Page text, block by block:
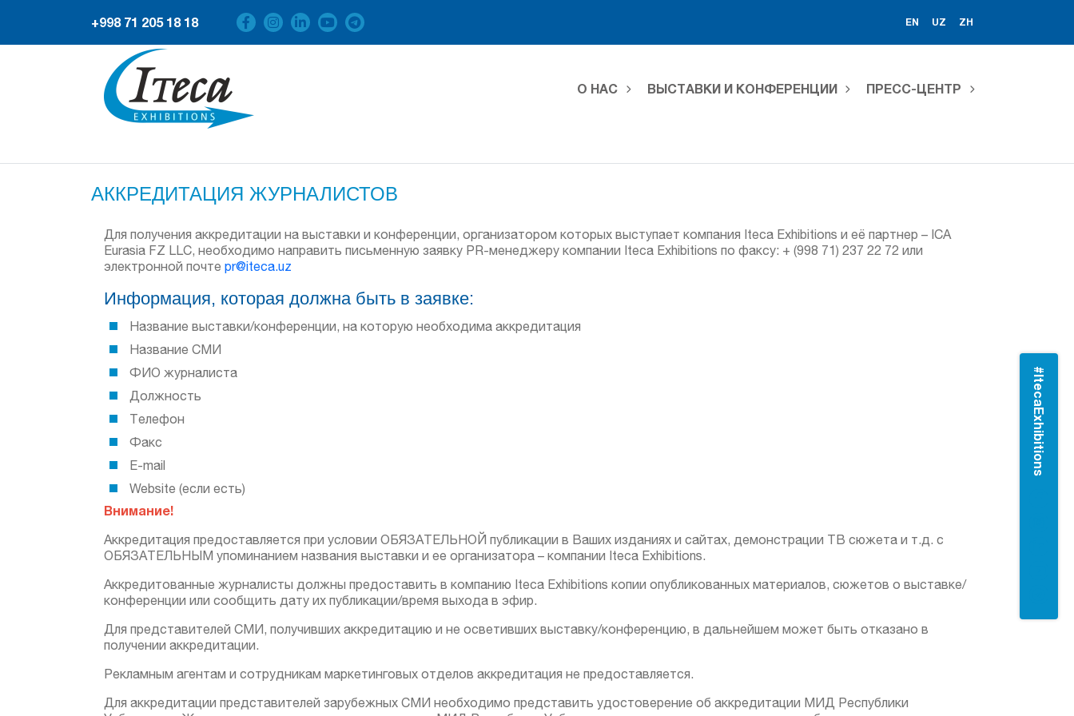
+998 71 205 18 18 EN UZ ZH
О НАС ВЫСТАВКИ И КОНФЕРЕНЦИИ ПРЕСС-ЦЕНТР
АККРЕДИТАЦИЯ ЖУРНАЛИСТОВ
Для получения аккредитации на выставки и конференции, организатором которых выступает компания Iteca Exhibitions и её партнер – ICA
Eurasia FZ LLC, необходимо направить письменную заявку PR-менеджеру компании Iteca Exhibitions по факсу: + (998 71) 237 22 72 или
электронной почте pr@iteca.uz
Информация, которая должна быть в заявке:
Название выставки/конференции, на которую необходима аккредитация
Название СМИ
ФИО журналиста
Должность
Телефон
Факс
Е-mail
Website (если есть)
Внимание!
Аккредитация предоставляется при условии ОБЯЗАТЕЛЬНОЙ публикации в Ваших изданиях и сайтах, демонстрации ТВ сюжета и т.д. с
ОБЯЗАТЕЛЬНЫМ упоминанием названия выставки и ее организатора – компании Iteca Exhibitions.
Аккредитованные журналисты должны предоставить в компанию Iteca Exhibitions копии опубликованных материалов, сюжетов о выставке/
конференции или сообщить дату их публикации/время выхода в эфир.
Для представителей СМИ, получивших аккредитацию и не осветивших выставку/конференцию, в дальнейшем может быть отказано в
получении аккредитации.
Рекламным агентам и сотрудникам маркетинговых отделов аккредитация не предоставляется.
Для аккредитации представителей зарубежных СМИ необходимо представить удостоверение об аккредитации МИД Республики
#ItecaExhibitions